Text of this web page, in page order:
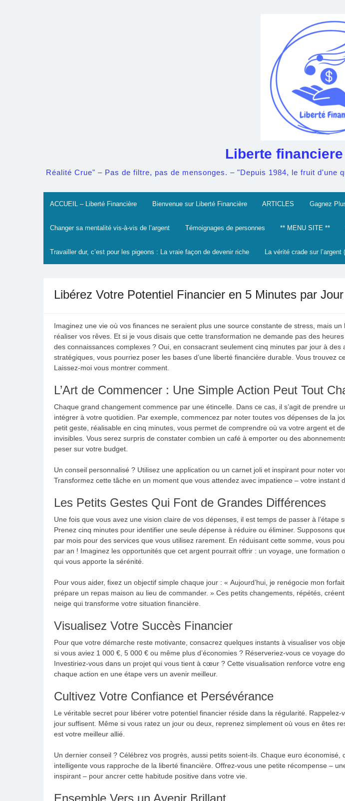
Liberte
Réalité Crue" – Pas de filtre, pas de mensonges. – "Depuis 1984, le fruit
ACCUEIL – Liberté Financière Bienvenue sur Liberté Financière ARTICLES Gagnez
Changer sa mentalité vis-à-vis de l’argent Témoignages de personnes ** MENU SITE **
Travailler dur, c’est pour les pigeons : La vraie façon de devenir riche La vérité crade sur l’argent
Libérez Votre Potentiel Financier en 5 Minutes par Jour
Imaginez une vie où vos finances ne seraient plus une source constante de stress, mais un
réaliser vos rêves. Et si je vous disais que cette transformation ne demande pas des
des connaissances complexes ? Oui, en consacrant seulement cinq minutes par jour à des
stratégiques, vous pourriez poser les bases d’une liberté financière durable. Vous trouvez
Laissez-moi vous montrer comment.
L’Art de Commencer : Une Simple Action Peut Tout
Chaque grand changement commence par une étincelle. Dans ce cas, il s’agit de prendre
intégrer à votre quotidien. Par exemple, commencez par noter toutes vos dépenses de la
petit geste, réalisable en cinq minutes, vous permet de comprendre où va votre argent et
invisibles. Vous serez surpris de constater combien un café à emporter ou des
peser sur votre budget.
Un conseil personnalisé ? Utilisez une application ou un carnet joli et inspirant pour noter
Transformez cette tâche en un moment que vous attendez avec impatience – votre instant
Les Petits Gestes Qui Font de Grandes Différences
Une fois que vous avez une vision claire de vos dépenses, il est temps de passer à l’étape
Prenez cinq minutes pour identifier une seule dépense à réduire ou éliminer. Supposons
par mois pour des services que vous utilisez rarement. En réduisant cette somme, vous
par an ! Imaginez les opportunités que cet argent pourrait offrir : un voyage, une formation
qui vous apporte la sérénité.
Pour vous aider, fixez un objectif simple chaque jour : « Aujourd’hui, je renégocie mon
prépare un repas maison au lieu de commander. » Ces petits changements, répétés,
neige qui transforme votre situation financière.
Visualisez Votre Succès Financier
Pour que votre démarche reste motivante, consacrez quelques instants à visualiser vos
si vous aviez 1 000 €, 5 000 € ou même plus d’économies ? Réserveriez-vous ce voyage
Investiriez-vous dans un projet qui vous tient à cœur ? Cette visualisation renforce votre
chaque action en une étape vers un avenir meilleur.
Cultivez Votre Confiance et Persévérance
Le véritable secret pour libérer votre potentiel financier réside dans la régularité. Rappelez-
jour suffisent. Même si vous ratez un jour ou deux, reprenez simplement où vous en êtes
est votre meilleur allié.
Un dernier conseil ? Célébrez vos progrès, aussi petits soient-ils. Chaque euro économisé,
intelligente vous rapproche de la liberté financière. Offrez-vous une petite récompense –
inspirant – pour ancrer cette habitude positive dans votre vie.
Ensemble Vers un Avenir Brillant